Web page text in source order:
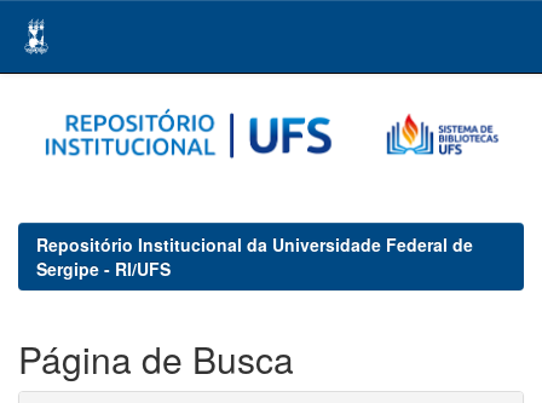
navigation
Repositório Institucional da Universidade Federal de
Sergipe - RI/UFS
Página de Busca